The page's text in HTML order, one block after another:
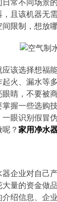
常不同场景
，且该机器无
限制，想放
该选择想福
火、漏水等
眼睛，不要被
握一些选购
眼识别假冒
呢？家用净水
企业对自己
量的资金做
介绍信息、企